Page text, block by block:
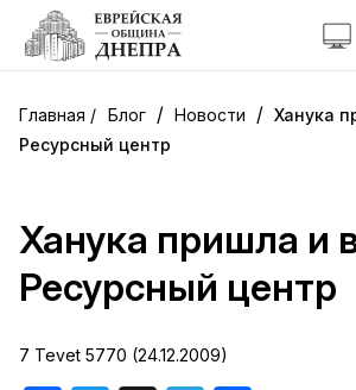
Блог / Новости / Ханука
Ресурсный центр
Ханука пришла и
Ресурсный центр
7 Tevet 5770 (24.12.2009)